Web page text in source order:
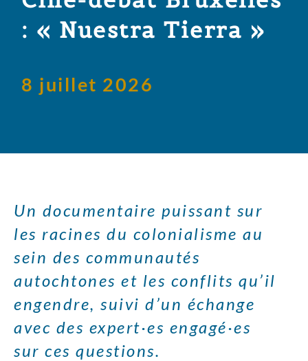
: « Nuestra Tierra »
8 juillet 2026
Un documentaire puissant sur
les racines du colonialisme au
sein des communautés
autochtones et les conflits qu’il
engendre, suivi d’un échange
avec des expert·es engagé·es
sur ces questions.